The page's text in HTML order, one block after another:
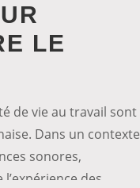
LE
de vie au travail sont
Dans un contexte
sonores,
des